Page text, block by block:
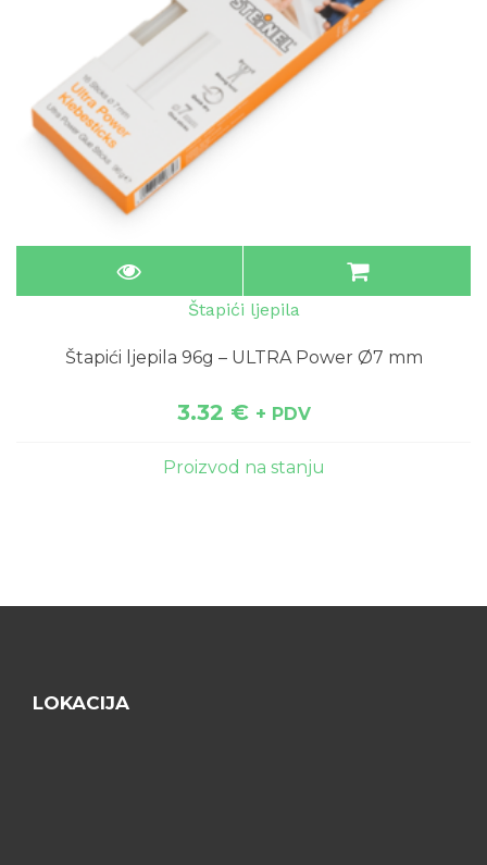
Štapići ljepila
Štapići ljepila 96g – ULTRA Power Ø7 mm
3.32 € + PDV
Proizvod na stanju
LOKACIJA